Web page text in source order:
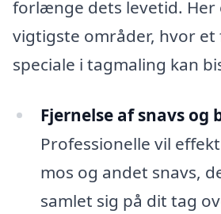
forlænge dets levetid. Her
vigtigste områder, hvor et
speciale i tagmaling kan
Fjernelse af snavs
Professionelle vil
mos og andet snavs,
samlet sig på dit tag